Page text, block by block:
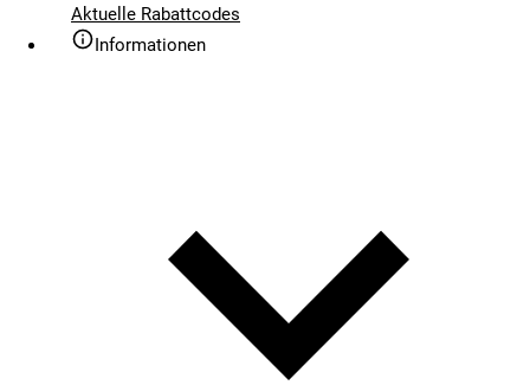
Aktuelle Rabattcodes
Informationen